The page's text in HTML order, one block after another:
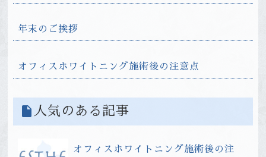
年末のご挨拶
オフィスホワイトニング施術後の注意点
insert_drive_file 人気のある記事
オフィスホワイトニング施術後の注